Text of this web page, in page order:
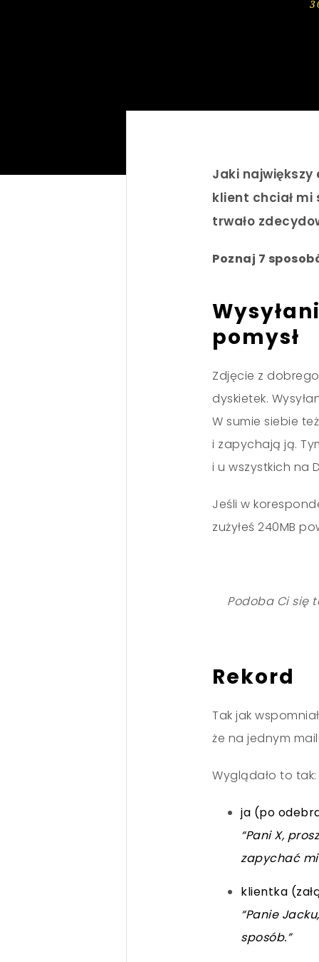
Jaki największy
klient chciał mi
trwało
Poznaj 7
pomysł
Zdjęcie z
dyskietek.
W sumie siebie
i zapychają ją.
i u wszystkich na
Jeśli w
zużyłeś 240MB
Podoba Ci się
Rekord
Tak jak
że na jednym
Wyglądało to tak:
ja (po
“Pani X,
zapychać mi
klientka
“Panie
sposób.”